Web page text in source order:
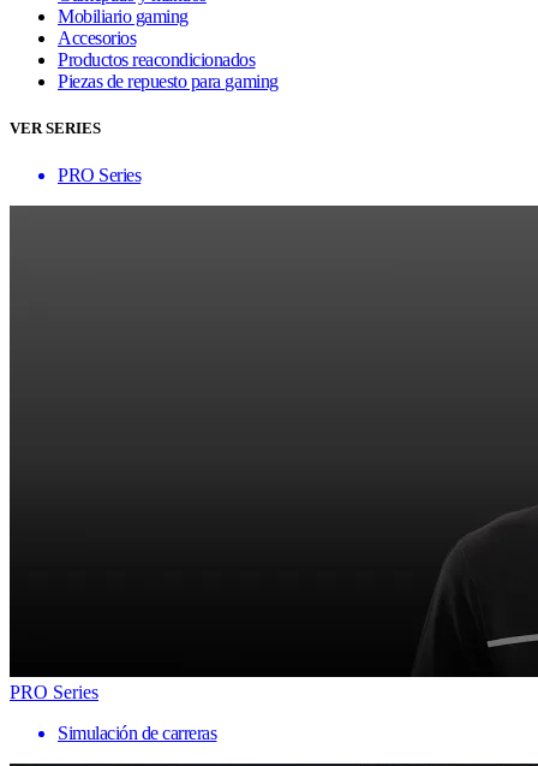
Mobiliario gaming
Accesorios
Productos reacondicionados
Piezas de repuesto para gaming
VER SERIES
PRO Series
PRO Series
Simulación de carreras